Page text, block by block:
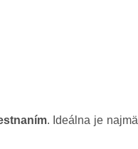
. Ideálna je najmä